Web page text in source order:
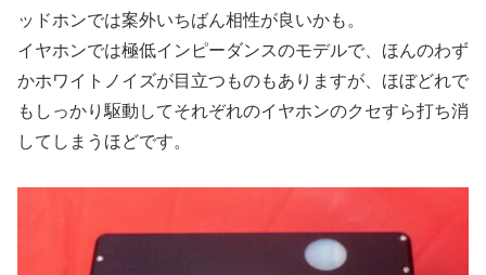
ッドホンでは案外いちばん相性が良いかも。
イヤホンでは極低インピーダンスのモデルで、ほんのわず
かホワイトノイズが目立つものもありますが、ほぼどれで
もしっかり駆動してそれぞれのイヤホンのクセすら打ち消
してしまうほどです。